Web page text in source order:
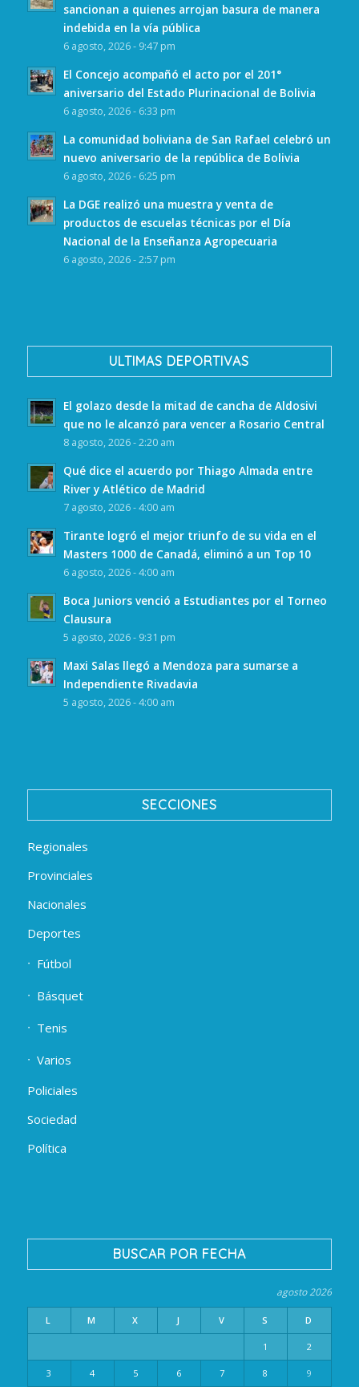
sancionan a quienes arrojan basura de manera
indebida en la vía pública
6 agosto, 2026 - 9:47 pm
El Concejo acompañó el acto por el 201°
aniversario del Estado Plurinacional de Bolivia
6 agosto, 2026 - 6:33 pm
La comunidad boliviana de San Rafael celebró un
nuevo aniversario de la república de Bolivia
6 agosto, 2026 - 6:25 pm
La DGE realizó una muestra y venta de
productos de escuelas técnicas por el Día
Nacional de la Enseñanza Agropecuaria
6 agosto, 2026 - 2:57 pm
ULTIMAS DEPORTIVAS
El golazo desde la mitad de cancha de Aldosivi
que no le alcanzó para vencer a Rosario Central
8 agosto, 2026 - 2:20 am
Qué dice el acuerdo por Thiago Almada entre
River y Atlético de Madrid
7 agosto, 2026 - 4:00 am
Tirante logró el mejor triunfo de su vida en el
Masters 1000 de Canadá, eliminó a un Top 10
6 agosto, 2026 - 4:00 am
Boca Juniors venció a Estudiantes por el Torneo
Clausura
5 agosto, 2026 - 9:31 pm
Maxi Salas llegó a Mendoza para sumarse a
Independiente Rivadavia
5 agosto, 2026 - 4:00 am
SECCIONES
Regionales
Provinciales
Nacionales
Deportes
Fútbol
Básquet
Tenis
Varios
Policiales
Sociedad
Política
BUSCAR POR FECHA
agosto 2026
L M X J V S D
1 2
3 4 5 6 7 8 9